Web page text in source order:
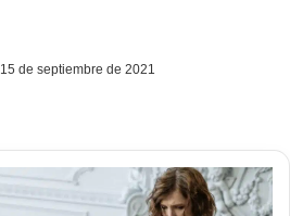
15 de septiembre de 2021